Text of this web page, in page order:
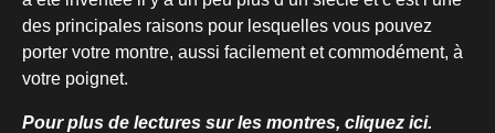
des principales raisons pour lesquelles vous pouvez
porter votre montre, aussi facilement et commodément, à
votre poignet.
Pour plus de lectures sur les montres, cliquez ici.